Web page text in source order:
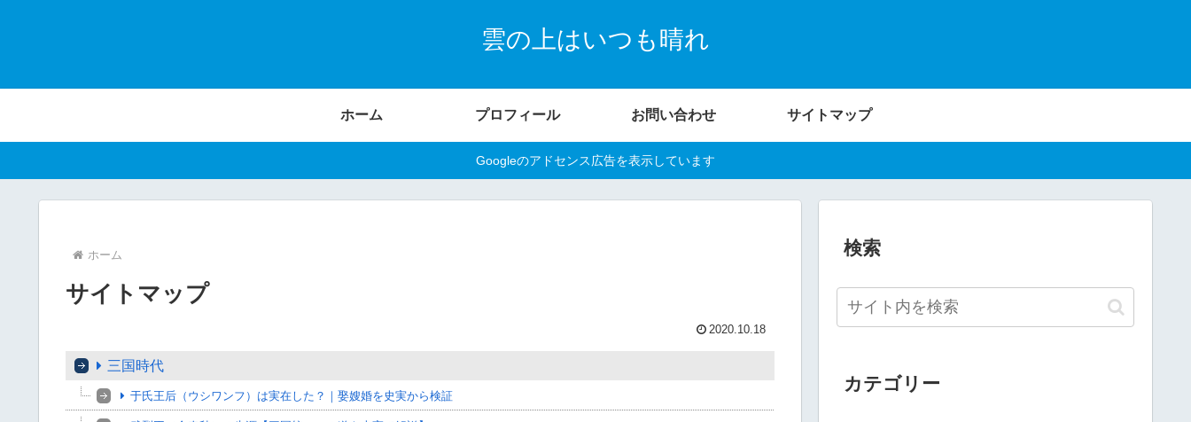
雲の上はいつも晴れ
ホーム プロフィール お問い合わせ サイトマップ
Googleのアドセンス広告を表示しています
ホーム
サイトマップ
2020.10.18
三国時代
于氏王后（ウシワンフ）は実在した？｜娶嫂婚を史実から検証
検索
カテゴリー